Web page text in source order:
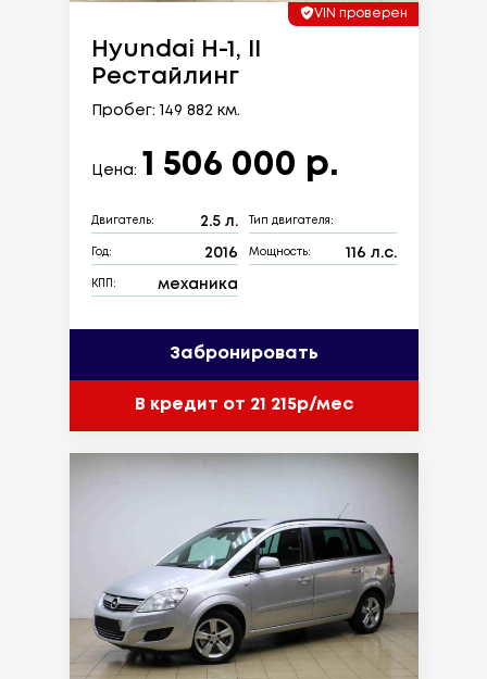
VIN проверен
Hyundai H-1, II
Рестайлинг
Пробег: 149 882 км.
Цена: 1 506 000 р.
Двигатель: 2.5 л. Тип двигателя:
Год: 2016 Мощность: 116 л.с.
КПП: механика
Забронировать
В кредит от 21 215р/мес